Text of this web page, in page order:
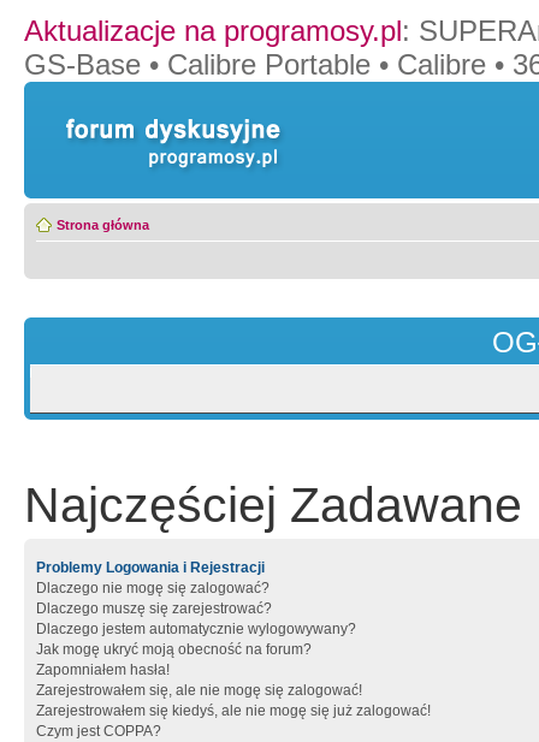
Aktualizacje na programosy.pl:
GS-Base • Calibre Portable • Calibre •
Strona główna
Najczęściej Zadawane
Problemy Logowania i Rejestracji
Dlaczego nie mogę się zalogować?
Dlaczego muszę się zarejestrować?
Dlaczego jestem automatycznie wylogowywany?
Jak mogę ukryć moją obecność na forum?
Zapomniałem hasła!
Zarejestrowałem się, ale nie mogę się zalogować!
Zarejestrowałem się kiedyś, ale nie mogę się już zalogować!
Czym jest COPPA?